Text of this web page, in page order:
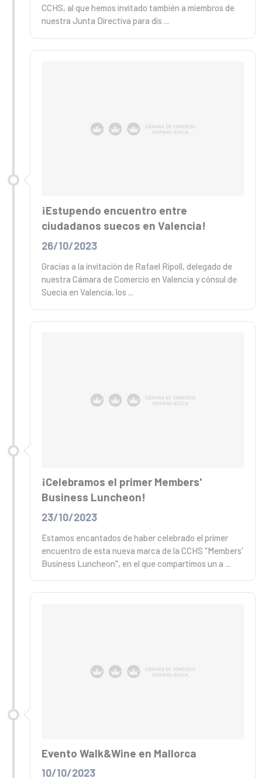
CCHS, al que hemos invitado también a miembros de
nuestra Junta Directiva para dis ...
¡Estupendo encuentro entre
ciudadanos suecos en Valencia!
26/10/2023
Gracias a la invitación de Rafael Ripoll, delegado de
nuestra Cámara de Comercio en Valencia y cónsul de
Suecia en Valencia, los ...
¡Celebramos el primer Members'
Business Luncheon!
23/10/2023
Estamos encantados de haber celebrado el primer
encuentro de esta nueva marca de la CCHS "Members'
Business Luncheon", en el que compartimos un a ...
Evento Walk&Wine en Mallorca
10/10/2023